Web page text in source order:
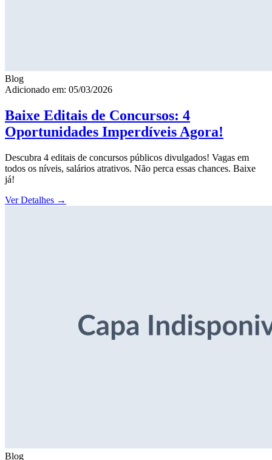
Blog
Adicionado em: 05/03/2026
Baixe Editais de Concursos: 4
Oportunidades Imperdíveis Agora!
Descubra 4 editais de concursos públicos divulgados! Vagas em
todos os níveis, salários atrativos. Não perca essas chances. Baixe
já!
Ver Detalhes →
Blog